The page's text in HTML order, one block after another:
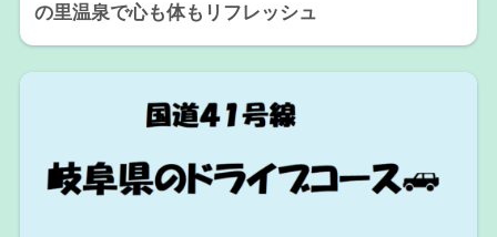
の里温泉で心も体もリフレッシュ